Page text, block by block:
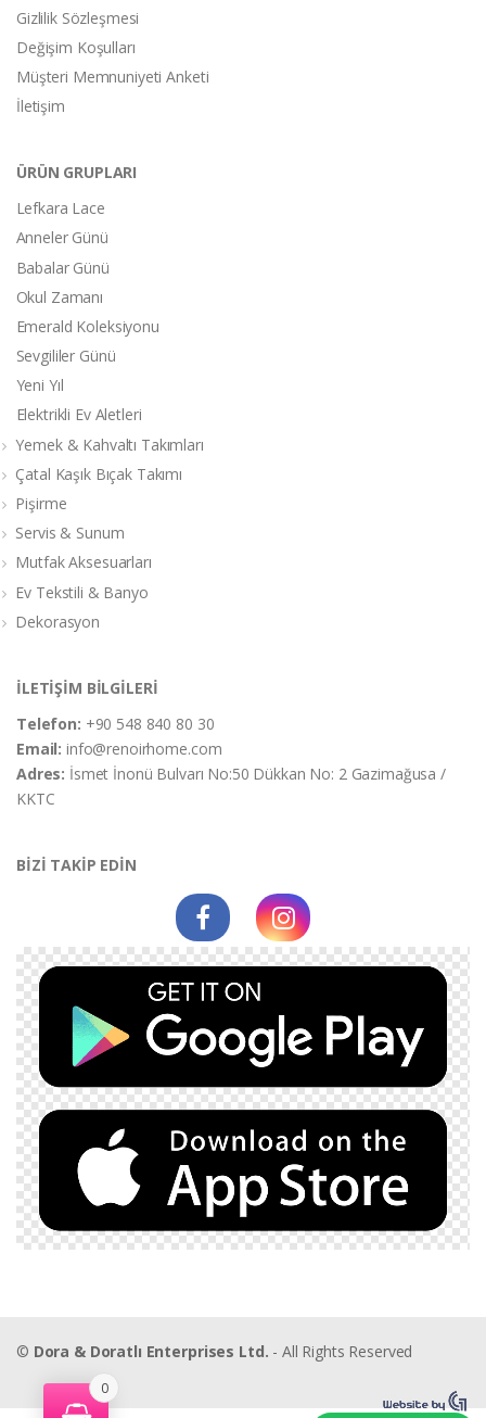
Gizlilik Sözleşmesi
Değişim Koşulları
Müşteri Memnuniyeti Anketi
İletişim
ÜRÜN GRUPLARI
Lefkara Lace
Anneler Günü
Babalar Günü
Okul Zamanı
Emerald Koleksiyonu
Sevgililer Günü
Yeni Yıl
Elektrikli Ev Aletleri
Yemek & Kahvaltı Takımları
Çatal Kaşık Bıçak Takımı
Pişirme
Servis & Sunum
Mutfak Aksesuarları
Ev Tekstili & Banyo
Dekorasyon
İLETİŞİM BİLGİLERİ
Telefon: +90 548 840 80 30
Email:info@renoirhome.com
Adres: İsmet İnonü Bulvarı No:50 Dükkan No: 2 Gazimağusa /
KKTC
BİZİ TAKİP EDİN
© Dora & Doratlı Enterprises Ltd. - All Rights Reserved
0